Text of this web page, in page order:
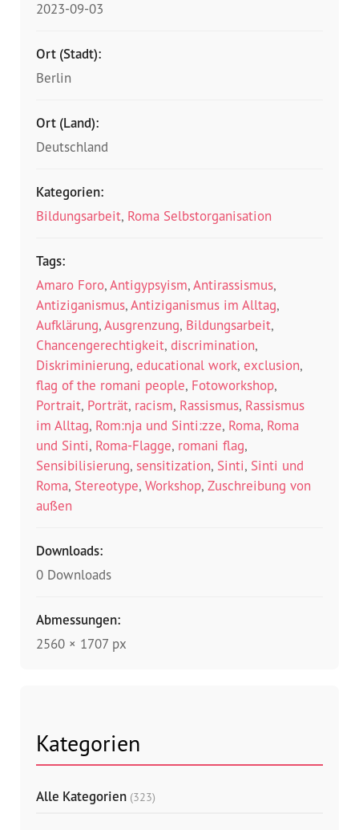
Kategorien
Alle Kategorien (323)
2023-09-03
Ort (Stadt):
Berlin
Ort (Land):
Deutschland
Kategorien:
Bildungsarbeit, Roma Selbstorganisation
Tags:
Amaro Foro,Antigypsyism,Antirassismus,
Antiziganismus,Antiziganismus im Alltag,
Aufklärung,Ausgrenzung, Bildungsarbeit,
Chancengerechtigkeit, discrimination,
Diskriminierung, educational work, exclusion,
flag of the romani people, Fotoworkshop,
Portrait, Porträt, racism, Rassismus, Rassismus
im Alltag, Rom:nja und Sinti:zze, Roma, Roma
und Sinti, Roma-Flagge, romani flag,
Sensibilisierung, sensitization, Sinti, Sinti und
Roma, Stereotype, Workshop, Zuschreibung von
außen
Downloads:
0 Downloads
Abmessungen:
2560 × 1707 px